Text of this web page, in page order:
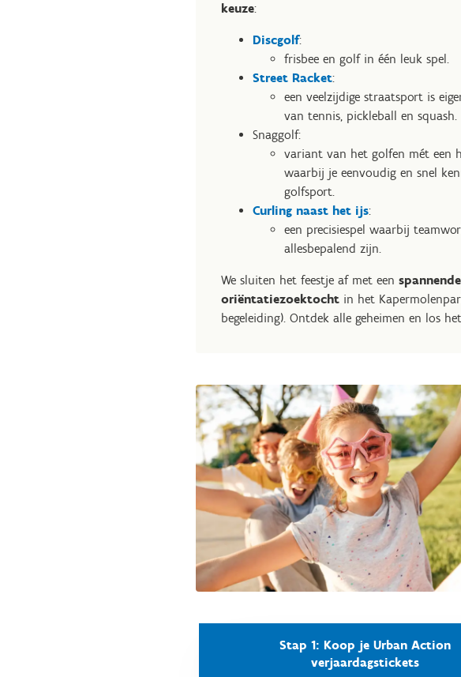
keuze:
Discgolf:
frisbee en golf in één leuk spel.
Street Racket:
een veelzijdige straatsport is
van tennis, pickleball en squash.
Snaggolf:
variant van het golfen mét een
waarbij je eenvoudig en snel
golfsport.
Curling naast het ijs:
een precisiespel waarbij
allesbepalend zijn.
We sluiten het feestje af met een spannende
oriëntatiezoektocht in het
begeleiding). Ontdek alle geheimen en los
Stap 1: Koop je Urban Action
verjaardagstickets